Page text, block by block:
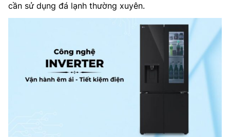
cần sử dụng đá lạnh thường xuyên.